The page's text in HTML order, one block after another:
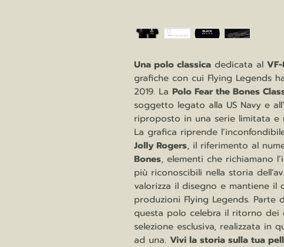
Una polo classica dedicata al
grafiche con cui Flying Legends
2019. La Polo Fear the Bones
soggetto legato alla US Navy e
riproposto in una serie limitata e
La grafica riprende
Jolly Rogers, il riferimento al
Bones, elementi che richiamano
più riconoscibili nella storia
valorizza il disegno e mantiene il
produzioni Flying Legends. Parte
questa polo celebra il ritorno dei
selezione esclusiva, realizzata in
ad una. Vivi la storia sulla tua